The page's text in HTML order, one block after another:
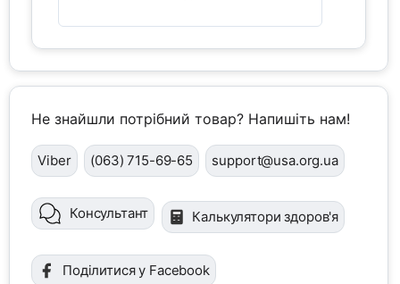
Не знайшли потрібний товар? Напишіть нам!
Viber (063) 715-69-65 support@usa.org.ua
Консультант Калькулятори здоров'я
Поділитися у Facebook